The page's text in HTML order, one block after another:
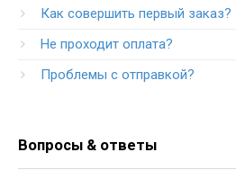
Как совершить первый заказ?
Не проходит оплата?
Проблемы с отправкой?
Вопросы & ответы